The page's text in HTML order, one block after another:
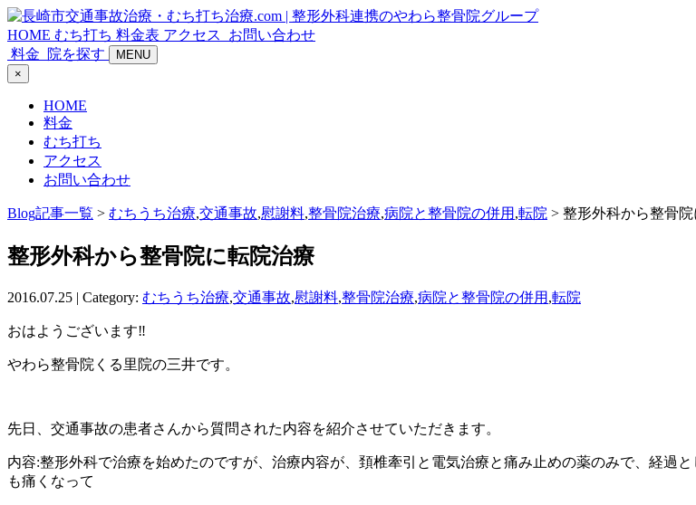
HOME むち打ち 料金表 アクセス
お問い合わせ
料金
院を探す
MENU
×
HOME
料金
むち打ち
アクセス
お問い合わせ
Blog記事一覧 > むちうち治療,交通事故,慰謝料,整骨院治療,病院と整骨院の併用 ,転院 > 整形外科から整骨
整形外科から整骨院に転院治療
2016.07.25 | Category: むちうち治療,交通事故,慰謝料,整骨院治療,病院と整骨院の併用 ,転院
おはようございます‼
やわら整骨院くる里院の三井です。
先日、交通事故の患者さんから質問された内容を紹介させていただきます。
内容:整形外科で治療を始めたのですが、治療内容が、頚椎牽引と電気治療と痛み止めの薬のみで、経過
も痛くなって